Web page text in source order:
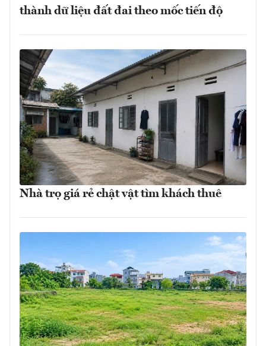
thành dữ liệu đất đai theo mốc tiến độ
Nhà trọ giá rẻ chật vật tìm khách thuê